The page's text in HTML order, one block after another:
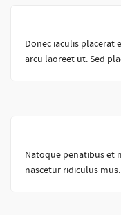
Donec iaculis placerat
arcu laoreet ut. Sed
Natoque penatibus et
nascetur ridiculus